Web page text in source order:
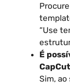
“Use
É
Sim, ao